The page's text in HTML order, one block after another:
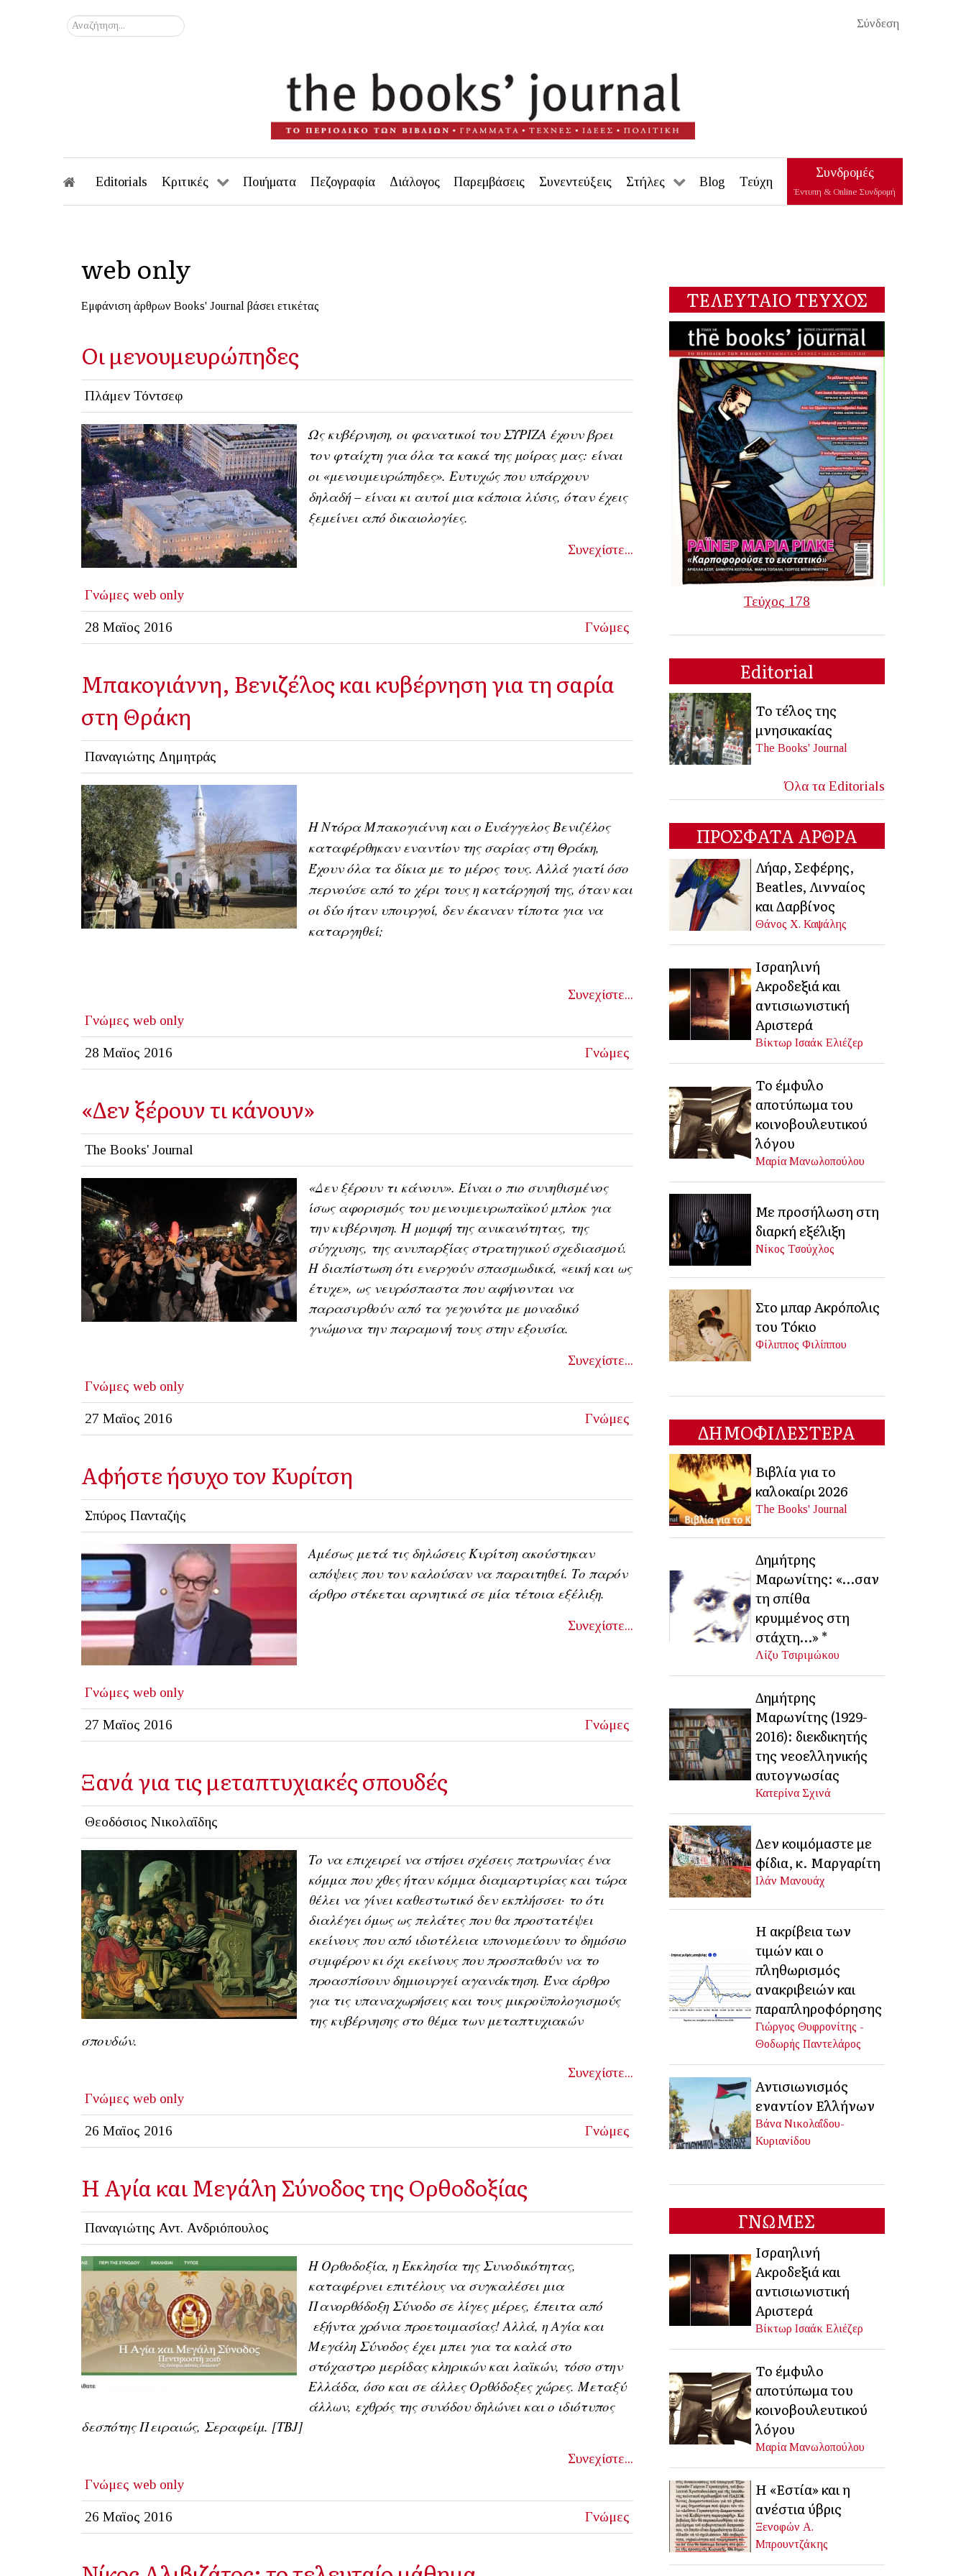
Σύνδεση
Αναζήτηση...
Editorials Κριτικές Ποιήματα Πεζογραφία Διάλογος Παρεμβάσεις Συνεντεύξεις Στήλες Blog Τεύχη
Συνδρομές
Έντυπη & Online Συνδρομή
web only
Εμφάνιση άρθρων Books' Journal βάσει ετικέτας
Οι μενουμευρώπηδες
Πλάμεν Τόντσεφ
Ως κυβέρνηση, οι φανατικοί του ΣΥΡΙΖΑ έχουν βρει
τον φταίχτη για όλα τα κακά της μοίρας μας: είναι
οι «μενουμευρώπηδες». Ευτυχώς που υπάρχουν
δηλαδή – είναι κι αυτοί μια κάποια λύσις, όταν έχεις
ξεμείνει από δικαιολογίες.
Συνεχίστε...
Γνώμες web only
28 Μαϊος 2016 Γνώμες
Μπακογιάννη, Βενιζέλος και κυβέρνηση για τη σαρία
στη Θράκη
Παναγιώτης Δημητράς
Η Ντόρα Μπακογιάννη και ο Ευάγγελος Βενιζέλος
καταφέρθηκαν εναντίον της σαρίας στη Θράκη,
Έχουν όλα τα δίκια με το μέρος τους. Αλλά γιατί όσο
περνούσε από το χέρι τους η κατάργησή της, όταν και
οι δύο ήταν υπουργοί, δεν έκαναν τίποτα για να
καταργηθεί;
Συνεχίστε...
Γνώμες web only
28 Μαϊος 2016 Γνώμες
«Δεν ξέρουν τι κάνουν»
The Books' Journal
«Δεν ξέρουν τι κάνουν». Είναι ο πιο συνηθισμένος
ίσως αφορισμός του μενουμευρωπαϊκού μπλοκ για
την κυβέρνηση. Η μομφή της ανικανότητας, της
σύγχυσης, της ανυπαρξίας στρατηγικού σχεδιασμού.
Η διαπίστωση ότι ενεργούν σπασμωδικά, «εική και ως
έτυχε», ως νευρόσπαστα που αφήνονται να
παρασυρθούν από τα γεγονότα με μοναδικό
γνώμονα την παραμονή τους στην εξουσία.
Συνεχίστε...
Γνώμες web only
27 Μαϊος 2016 Γνώμες
Αφήστε ήσυχο τον Κυρίτση
Σπύρος Πανταζής
Αμέσως μετά τις δηλώσεις Κυρίτση ακούστηκαν
απόψεις που τον καλούσαν να παραιτηθεί. Το παρόν
άρθρο στέκεται αρνητικά σε μία τέτοια εξέλιξη.
Συνεχίστε...
Γνώμες web only
27 Μαϊος 2016 Γνώμες
Ξανά για τις μεταπτυχιακές σπουδές
Θεοδόσιος Νικολαΐδης
Το να επιχειρεί να στήσει σχέσεις πατρωνίας ένα
κόμμα που χθες ήταν κόμμα διαμαρτυρίας και τώρα
θέλει να γίνει καθεστωτικό δεν εκπλήσσει· το ότι
διαλέγει όμως ως πελάτες που θα προστατέψει
εκείνους που από ιδιοτέλεια υπονομεύουν το δημόσιο
συμφέρον κι όχι εκείνους που προσπαθούν να το
προασπίσουν δημιουργεί αγανάκτηση. Ένα άρθρο
για τις υπαναχωρήσεις και τους μικροϋπολογισμούς
της κυβέρνησης στο θέμα των μεταπτυχιακών
σπουδών.
Συνεχίστε...
Γνώμες web only
26 Μαϊος 2016 Γνώμες
Η Αγία και Μεγάλη Σύνοδος της Ορθοδοξίας
Παναγιώτης Αντ. Ανδριόπουλος
Η Ορθοδοξία, η Εκκλησία της Συνοδικότητας,
καταφέρνει επιτέλους να συγκαλέσει μια
Πανορθόδοξη Σύνοδο σε λίγες μέρες, έπειτα από
εξήντα χρόνια προετοιμασίας! Αλλά, η Αγία και
Μεγάλη Σύνοδος έχει μπει για τα καλά στο
στόχαστρο μερίδας κληρικών και λαϊκών, τόσο στην
Ελλάδα, όσο και σε άλλες Ορθόδοξες χώρες. Μεταξύ
άλλων, εχθρός της συνόδου δηλώνει και ο ιδιότυπος
δεσπότης Πειραιώς, Σεραφείμ. [TBJ]
Συνεχίστε...
Γνώμες web only
26 Μαϊος 2016 Γνώμες
ΤΕΛΕΥΤΑΙΟ ΤΕΥΧΟΣ
Τεύχος 178
Editorial
Το τέλος της
μνησικακίας
The Books' Journal
Όλα τα Editorials
ΠΡΟΣΦΑΤΑ ΑΡΘΡΑ
Λήαρ, Σεφέρης,
Beatles, Λινναίος
και Δαρβίνος
Θάνος Χ. Καψάλης
Ισραηλινή
Ακροδεξιά και
αντισιωνιστική
Αριστερά
Βίκτωρ Ισαάκ Ελιέζερ
Το έμφυλο
αποτύπωμα του
κοινοβουλευτικού
λόγου
Μαρία Μανωλοπούλου
Με προσήλωση στη
διαρκή εξέλιξη
Νίκος Τσούχλος
Στο μπαρ Ακρόπολις
του Τόκιο
Φίλιππος Φιλίππου
ΔΗΜΟΦΙΛΕΣΤΕΡΑ
Βιβλία για το
καλοκαίρι 2026
The Books' Journal
Δημήτρης
Μαρωνίτης: «…σαν
τη σπίθα
κρυμμένος στη
στάχτη…» *
Λίζυ Τσιριμώκου
Δημήτρης
Μαρωνίτης (1929-
2016): διεκδικητής
της νεοελληνικής
αυτογνωσίας
Κατερίνα Σχινά
Δεν κοιμόμαστε με
φίδια, κ. Μαργαρίτη
Ιλάν Μανουάχ
Η ακρίβεια των
τιμών και ο
πληθωρισμός
ανακριβειών και
παραπληροφόρησης
Γιώργος Θυφρονίτης -
Θοδωρής Παντελάρος
Αντισιωνισμός
εναντίον Ελλήνων
Βάνα Νικολαΐδου-
Κυριανίδου
ΓΝΩΜΕΣ
Ισραηλινή
Ακροδεξιά και
αντισιωνιστική
Αριστερά
Βίκτωρ Ισαάκ Ελιέζερ
Το έμφυλο
αποτύπωμα του
κοινοβουλευτικού
λόγου
Μαρία Μανωλοπούλου
Η «Εστία» και η
ανέστια ύβρις
Ξενοφών Α.
Μπρουντζάκης